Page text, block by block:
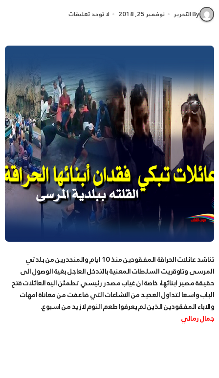
By التحرير نوفمبر 25, 2018 لا توجد تعليقات
تناشد عائلات الحراقة المفقودين منذ 10 ايام والمنحدرين من بلدتي
المرسى وتاوقريت السلطات المعنية بالتدخل العاجل بغية الوصول الى
حقيقة مصير ابنائها، خاصة ان غياب مصدر رئيسي تطمئن اليه العائلات فتح
الباب واسعا لتداول العديد من الاشاعات التي ضاعفت من معاناة امهات
والاباء المفقودين الذين لم يعرفوا طعم النوم لازيد من اسبوع.
جمال رمالي